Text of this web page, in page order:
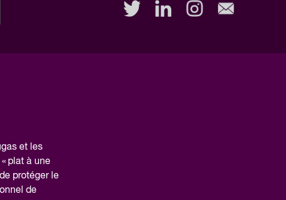
et les
plat à une
protéger le
de